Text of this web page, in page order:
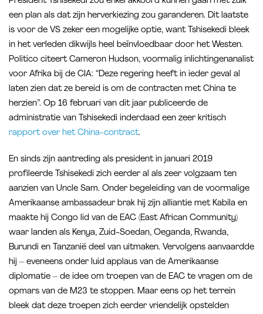
een plan als dat zijn herverkiezing zou garanderen. Dit laatste
is voor de VS zeker een mogelijke optie, want Tshisekedi bleek
in het verleden dikwijls heel beïnvloedbaar door het Westen.
Politico citeert Cameron Hudson, voormalig inlichtingenanalist
voor Afrika bij de CIA: “Deze regering heeft in ieder geval al
laten zien dat ze bereid is om de contracten met China te
herzien”. Op 16 februari van dit jaar publiceerde de
administratie van Tshisekedi inderdaad een zeer kritisch
rapport over het China-contract.
En sinds zijn aantreding als president in januari 2019
profileerde Tshisekedi zich eerder al als zeer volgzaam ten
aanzien van Uncle Sam. Onder begeleiding van de voormalige
Amerikaanse ambassadeur brak hij zijn alliantie met Kabila en
maakte hij Congo lid van de EAC (East African Community)
waar landen als Kenya, Zuid-Soedan, Oeganda, Rwanda,
Burundi en Tanzanië deel van uitmaken. Vervolgens aanvaardde
hij – eveneens onder luid applaus van de Amerikaanse
diplomatie – de idee om troepen van de EAC te vragen om de
opmars van de M23 te stoppen. Maar eens op het terrein
bleek dat deze troepen zich eerder vriendelijk opstelden